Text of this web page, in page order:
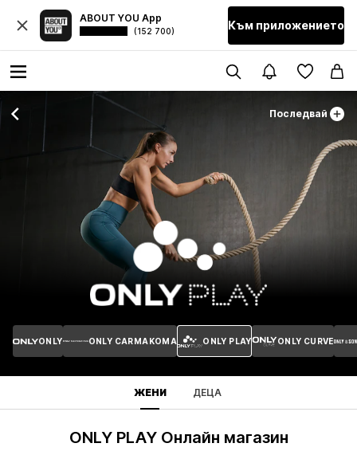
ABOUT YOU App
(152 700) Към приложението
Последвай
ONLY ONLY CARMAKOMA ONLY PLAY ONLY CURVE
ЖЕНИ ДЕЦА
ONLY PLAY Онлайн магазин